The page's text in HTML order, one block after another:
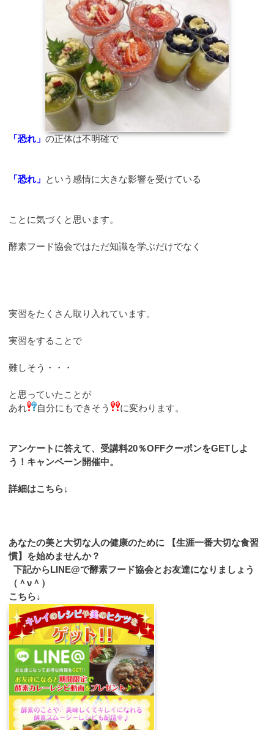
「恐れ」 の正体は不明確で
「恐れ」 という感情に大きな影響を受けている
ことに気づくと思います。
酵素フード協会ではただ知識を学ぶだけでなく
実習をたくさん取り入れています。
実習をすることで
難しそう・・・
と思っていたことが
あれ
自分にもできそう に変わります。
アンケートに答えて、受講料20％OFFクーポンをGETしよ
う！キャンペーン開催中。
詳細はこちら↓
あなたの美と大切な人の健康のために 【生涯一番大切な食習
慣】を始めませんか？
下記からLINE@で酵素フード協会とお友達になりましょう
（＾ν＾）
こちら↓